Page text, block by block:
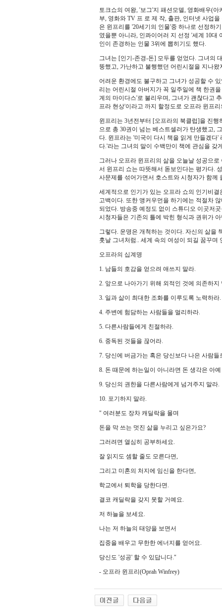
토크쇼의 여왕, '보그'지 패션모델, 영화배우(
부, 영화와 TV 프 로 제 작, 출판, 인터넷 사업
은 윈프리를 '20세기의 인물'중 하나로 선정하
였을뿐 아니라, 인콰이어러 지 선정 '세계 10대
인이 존경하는 인물 3위에 뽑히기도 했다.
그녀는 [인기-존경-돈] 모두를 얻었다. 그녀의
뚱했고, 가난하고 불행했던 어린시절을 지나
어려운 환경에도 불구하고 그녀가 성공할 수
리는 어린시절 아버지가 꼭 일주일에 책 한권
계의 마이다스'로 불리우며, 그녀가 괜찮다고
프라 현상'이라고 까지 할정도로 오프라 윈프
윈프리는 3년전부터 [오프라의 북클럽]을 진
으로 총 30권이 넘는 베스트셀러가 탄생했고,
다. 윈프라는 '미국이 다시 책을 읽게 만들겠다
다.'라는 그녀의 말이 수백만이 책에 관심을 갖
그러나 오프라 윈프리의 삶을 오늘날 성공으
서 윈프리 쇼는 따뜻해서 돋보인다는 평가다.
사문제를 섞어가면서 호스트와 시청자가 함께
세계적으로 인기가 있는 오프라 쇼의 인기비
고백이다. 또한 앵커우먼을 하기에는 적절차
되었다. 방송중 예정도 없이 스튜디오 이곳저
시청자들은 기존의 틀에 박힌 형식과 권위가
그렇다. 운명은 개척하는 것이다. 자신의 삶을
훗날 그녀처럼.. 세계 속의 여성이 되길 꿈꾸
오프라의 십계명
1. 남들의 호감을 얻으려 애쓰지 말라.
2. 앞으로 나아가기 위해 외적인 것에 의존하지
3. 일과 삶이 최대한 조화를 이루도록 노력하라.
4. 주변에 험담하는 사람들을 멀리하라.
5. 다른사람들에게 친절하라.
6. 중독된 것들을 끊어라.
7. 당신에 버금가는 혹은 당신보다 나은 사람들
8. 돈 때문에 하는일이 아니라면 돈 생각은 아
9. 당신의 권한을 다른사람에게 넘겨주지 말라.
10. 포기하지 말라.
" 여러분도 장차 캐딜락을 몰며
돈을 막 쓰는 멋진 삶을 누리고 싶은가요?
그러려면 열심히 공부하세요.
잘 읽지도 셈할 줄도 모른다면,
그리고 미혼의 처지에 임신을 한다면,
학교에서 퇴학을 당한다면.
결코 캐딜락을 갖지 못할 거예요.
저 하늘을 보세요.
나는 저 하늘의 태양을 보면서
집중을 배우고 무한한 에너지를 얻어요.
당신도 '성공' 할 수 있답니다."
- 오프라 윈프리(Oprah Winfrey)